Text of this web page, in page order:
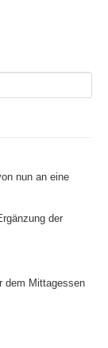
nun an eine
der
dem Mittagessen